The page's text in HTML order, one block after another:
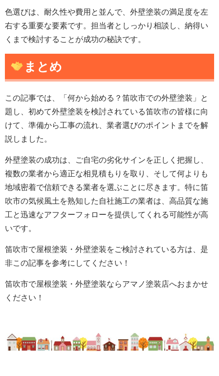
色選びは、耐久性や費用と並んで、外壁塗装の満足度を左
右する重要な要素です。担当者としっかり相談し、納得い
くまで検討することが成功の秘訣です。
まとめ
この記事では、「何から始める？笛吹市での外壁塗装」と
題し、初めて外壁塗装を検討されている笛吹市の皆様に向
けて、準備から工事の流れ、業者選びのポイントまでを解
説しました。
外壁塗装の成功は、ご自宅の劣化サインを正しく把握し、
複数の業者から適正な相見積もりを取り、そして何よりも
地域密着で信頼できる業者を選ぶことに尽きます。特に笛
吹市の気候風土を熟知した自社施工の業者は、高品質な施
工と迅速なアフターフォローを提供してくれる可能性が高
いです。
笛吹市で屋根塗装・外壁塗装をご検討されている方は、是
非この記事を参考にしてください！
笛吹市で屋根塗装・外壁塗装ならアマノ塗装店へおまかせ
ください！